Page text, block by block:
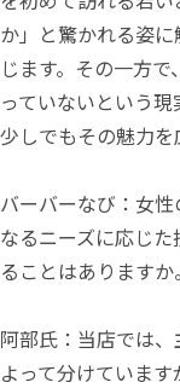
か」と驚かれる姿
じます。その一方
っていないという
少しでもその魅力を
バーバーなび：女
なるニーズに応じ
ることはありますか。
阿部氏：当店では
よって分けていま